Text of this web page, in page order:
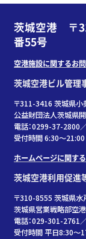
茨城空港 〒
番55号
空港施設に関するお
茨城空港ビル管理
〒311-3416 茨城県
公益財団法人茨城県
電話：0299-37-2800
受付時間 6:30〜21:00
ホームページに関す
茨城空港利用促進
〒310-8555 茨城県
茨城県営業戦略部空
電話：029-301-2761
受付時間 平日8:30～